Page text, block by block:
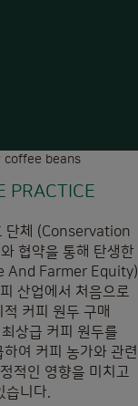
PRACTICE
단체 (Conservation
협약을 통해 탄생한
And Farmer Equity)
산업에서 처음으로
커피 원두 구매
상급 커피 원두를
여 커피 농가와 관련
적인 영향을 미치고
습니다.